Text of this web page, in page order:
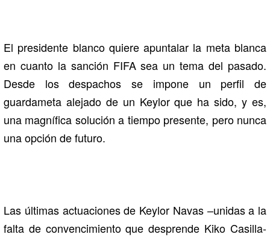
El presidente blanco quiere apuntalar la meta blanca
en cuanto la sanción FIFA sea un tema del pasado.
Desde los despachos se impone un perfil de
guardameta alejado de un Keylor que ha sido, y es,
una magnífica solución a tiempo presente, pero nunca
una opción de futuro.
Las últimas actuaciones de Keylor Navas –unidas a la
falta de convencimiento que desprende Kiko Casilla-